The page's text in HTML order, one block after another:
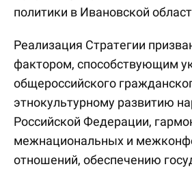
политики в Ивановской
Реализация Стратегии
фактором, способствующим
общероссийского
этнокультурному развитию
Российской Федерации,
межнациональных и
отношений, обеспечению